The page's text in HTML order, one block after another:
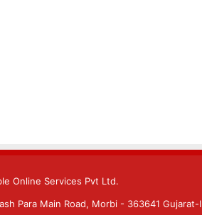
Online Services Pvt Ltd.
Para Main Road, Morbi - 363641